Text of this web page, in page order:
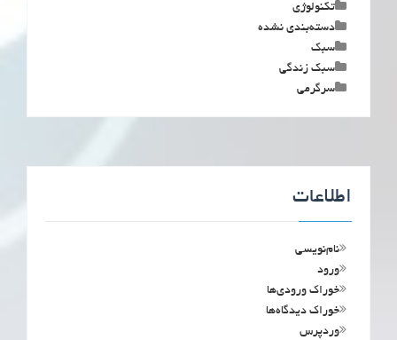
تکنولوژی
دسته‌بندی نشده
سبک
سبک زندگی
سرگرمی
اطلاعات
نام‌نویسی
ورود
خوراک ورودی‌ها
خوراک دیدگاه‌ها
وردپرس